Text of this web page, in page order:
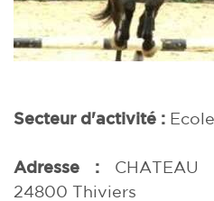
Secteur d'activité :
Adresse :
24800 Thiviers